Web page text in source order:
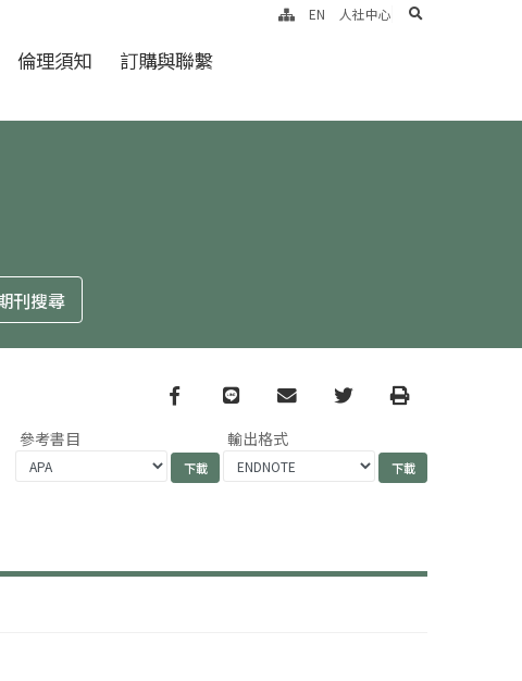
倫理須知 訂購與聯繫
EN 人社中心 search
Facebook
line email TwitterPrint
參考書目 輸出格式